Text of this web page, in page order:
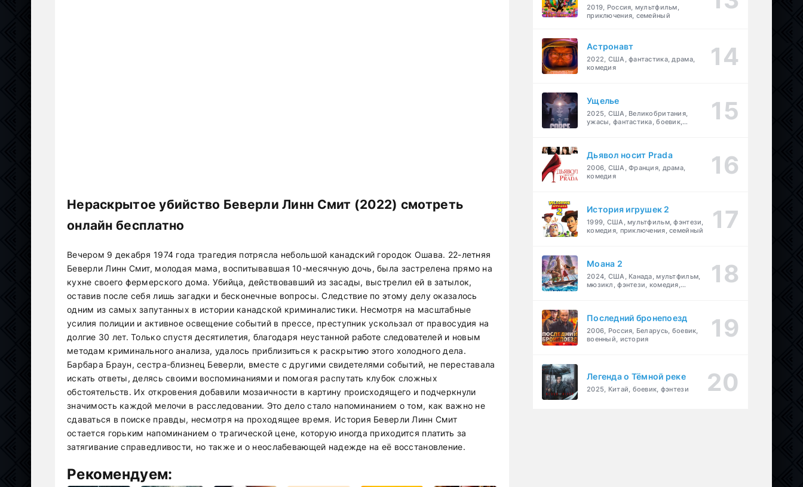
Нераскрытое убийство Беверли Линн Смит (2022) смотреть
онлайн бесплатно
Вечером 9 декабря 1974 года трагедия потрясла небольшой канадский городок Ошава. 22-летняя
Беверли Линн Смит, молодая мама, воспитывавшая 10-месячную дочь, была застрелена прямо на
кухне своего фермерского дома. Убийца, действовавший из засады, выстрелил ей в затылок,
оставив после себя лишь загадки и бесконечные вопросы. Следствие по этому делу оказалось
одним из самых запутанных в истории канадской криминалистики. Несмотря на масштабные
усилия полиции и активное освещение событий в прессе, преступник ускользал от правосудия на
долгие 30 лет. Только спустя десятилетия, благодаря неустанной работе следователей и новым
методам криминального анализа, удалось приблизиться к раскрытию этого холодного дела.
Барбара Браун, сестра-близнец Беверли, вместе с другими свидетелями событий, не переставала
искать ответы, делясь своими воспоминаниями и помогая распутать клубок сложных
обстоятельств. Их откровения добавили мозаичности в картину происходящего и подчеркнули
значимость каждой мелочи в расследовании. Это дело стало напоминанием о том, как важно не
сдаваться в поиске правды, несмотря на проходящее время. История Беверли Линн Смит
остается горьким напоминанием о трагической цене, которую иногда приходится платить за
затягивание справедливости, но также и о неослабевающей надежде на её восстановление.
Рекомендуем:
2019, Россия, мультфильм,
приключения, семейный
Астронавт
2022, США, фантастика, драма,
комедия
Ущелье
2025, США, Великобритания,
ужасы, фантастика, боевик,
Дьявол носит Prada
2006, США, Франция, драма,
комедия
История игрушек 2
1999, США, мультфильм, фэнтези,
комедия, приключения, семейный
Моана 2
2024, США, Канада, мультфильм,
мюзикл, фэнтези, комедия,
Последний бронепоезд
2006, Россия, Беларусь, боевик,
военный, история
Легенда о Тёмной реке
2025, Китай, боевик, фэнтези